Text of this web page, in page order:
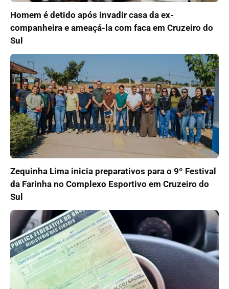
Homem é detido após invadir casa da ex-
companheira e ameaçá-la com faca em Cruzeiro do
Sul
Zequinha Lima inicia preparativos para o 9º Festival
da Farinha no Complexo Esportivo em Cruzeiro do
Sul